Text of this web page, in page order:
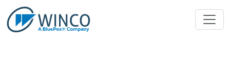
Pular
para